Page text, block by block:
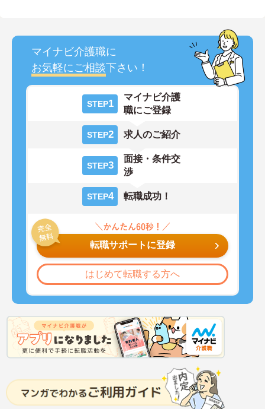
マイナビ介護職に
お気軽にご相談下さい！
STEP1
マイナビ介護
職にご登録
STEP2 求人のご紹介
STEP3
面接・条件交
渉
STEP4 転職成功！
転職サポートに登録
はじめて転職する方へ